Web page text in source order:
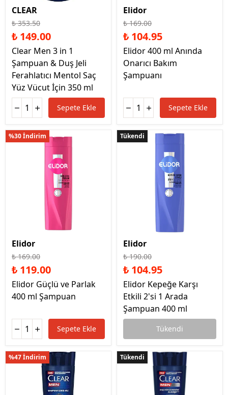
CLEAR
₺ 353.50
₺ 149.00
Clear Men 3 in 1
Şampuan & Duş Jeli
Ferahlatıcı Mentol Saç
Yüz Vücut İçin 350 ml
Sepete Ekle
Elidor
₺ 169.00
₺ 104.95
Elidor 400 ml Anında
Onarıcı Bakım
Şampuanı
Sepete Ekle
%30 İndirim
Elidor
₺ 169.00
₺ 119.00
Elidor Güçlü ve Parlak
400 ml Şampuan
Sepete Ekle
Tükendi
Tükendi
Elidor
₺ 190.00
₺ 104.95
Elidor Kepeğe Karşı
Etkili 2'si 1 Arada
Şampuan 400 ml
Tükendi
%47 İndirim Tükendi
Tükendi